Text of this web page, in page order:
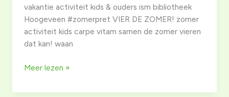
vakantie activiteit kids & ouders ism bibliotheek
Hoogeveen #zomerpret VIER DE ZOMER! zomer
activiteit kids carpe vitam samen de zomer vieren
dat kan! waan
11-
2026
Meer lezen »